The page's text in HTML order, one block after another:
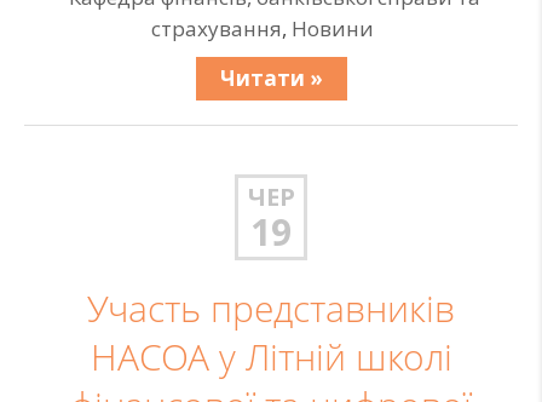
страхування, Новини
Читати »
ЧЕР
19
Участь представників
НАСОА у Літній школі